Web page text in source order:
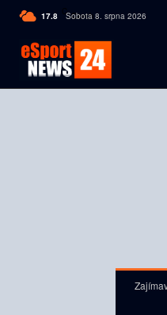
17.8 C Czech
Sobota 8. srpna 2026